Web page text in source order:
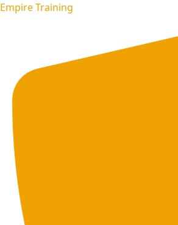
Empire Training